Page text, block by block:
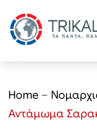
Home –
Αντάμωμα